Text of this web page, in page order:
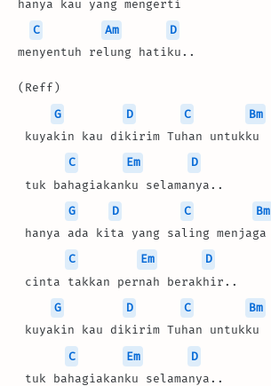
hanya kau yang mengerti
C
Am
D
menyentuh relung hatiku..
(Reff)
G
D C
Bm
kuyakin kau dikirim Tuhan untukku
C
Em
D
tuk bahagiakanku selamanya..
G
D C
Bm
hanya ada kita yang saling menjaga
C
Em
D
cinta takkan pernah berakhir..
G
D C
Bm
kuyakin kau dikirim Tuhan untukku
C
Em
D
tuk bahagiakanku selamanya..